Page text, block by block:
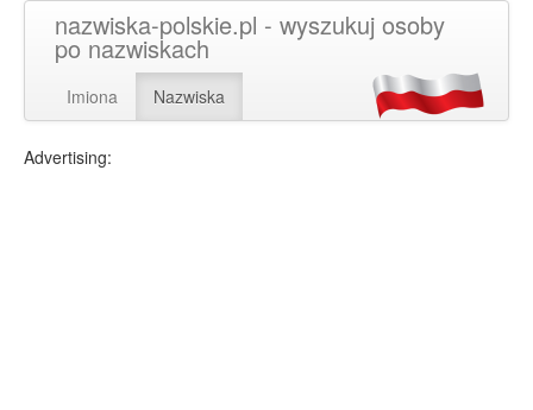
nazwiska-polskie.pl - wyszukuj osoby
po nazwiskach
Imiona Nazwiska
Advertising: